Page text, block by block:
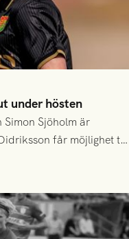
under hösten
Simon Sjöholm är
får möjlighet till